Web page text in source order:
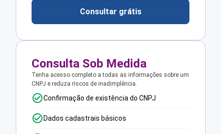
Consultar grátis
Consulta Sob Medida
Tenha acesso completo a todas as informações sobre um
CNPJ e reduza riscos de inadimplência.
Confirmação de existência do CNPJ
Dados cadastrais básicos